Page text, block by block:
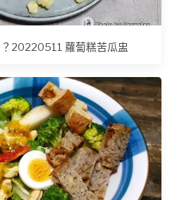
20220511 蘿蔔糕苦瓜盅